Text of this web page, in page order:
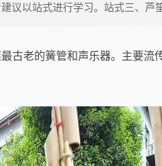
议以站式进行学习。站式三、芦
古老的簧管和声乐器。主要流